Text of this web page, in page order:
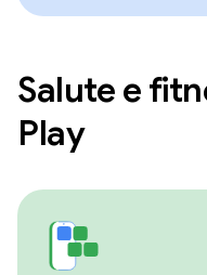
Salute e
Play